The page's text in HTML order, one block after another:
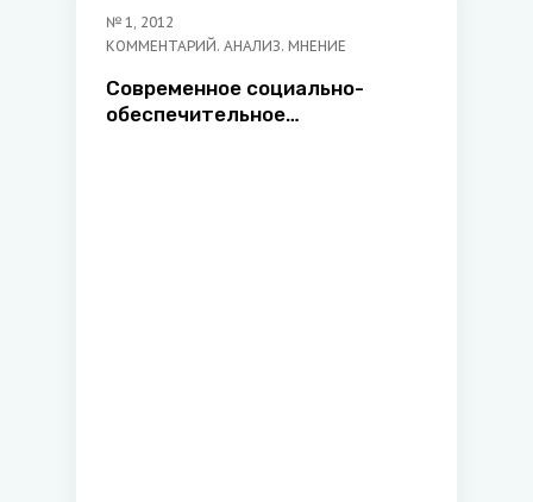
№ 1, 2012
КОММЕНТАРИЙ. АНАЛИЗ. МНЕНИЕ
Современное социально-
обеспечительное